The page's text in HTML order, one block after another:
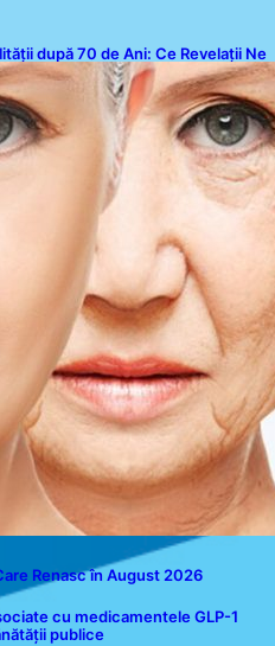
după 70 de Ani: Ce Revelații Ne
Renasc în August 2026
cu medicamentele GLP-1
publice